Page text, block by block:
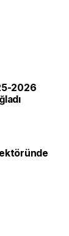
2026